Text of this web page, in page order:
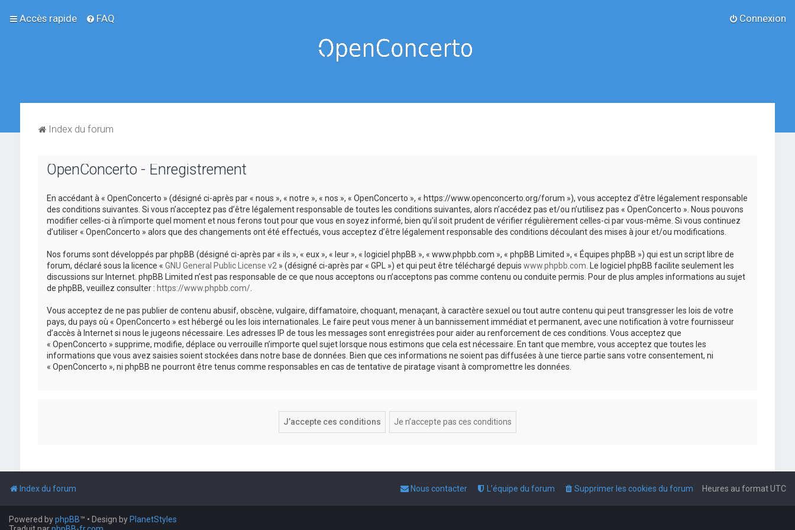
Accès rapide FAQ Connexion
Index du forum
OpenConcerto - Enregistrement
En accédant à « OpenConcerto » (désigné ci-après par « nous », « notre », « nos », « OpenConcerto », « https://www.openconcerto.org/forum »), vous acceptez d’être légalement responsable
des conditions suivantes. Si vous n’acceptez pas d’être légalement responsable de toutes les conditions suivantes, alors n’accédez pas et/ou n’utilisez pas « OpenConcerto ». Nous pouvons
modifier celles-ci à n’importe quel moment et nous ferons tout pour que vous en soyez informé, bien qu’il soit prudent de vérifier régulièrement celles-ci par vous-même. Si vous continuez
d’utiliser « OpenConcerto » alors que des changements ont été effectués, vous acceptez d’être légalement responsable des conditions découlant des mises à jour et/ou modifications.
Nos forums sont développés par phpBB (désigné ci-après par « ils », « eux », « leur », « logiciel phpBB », « www.phpbb.com », « phpBB Limited », « Équipes phpBB ») qui est un script libre de
forum, déclaré sous la licence « GNU General Public License v2 » (désigné ci-après par « GPL ») et qui peut être téléchargé depuis www.phpbb.com . Le logiciel phpBB facilite seulement les
discussions sur Internet. phpBB Limited n’est pas responsable de ce que nous acceptons ou n’acceptons pas comme contenu ou conduite permis. Pour de plus amples informations au sujet
de phpBB, veuillez consulter : https://www.phpbb.com/.
Vous acceptez de ne pas publier de contenu abusif, obscène, vulgaire, diffamatoire, choquant, menaçant, à caractère sexuel ou tout autre contenu qui peut transgresser les lois de votre
pays, du pays où « OpenConcerto » est hébergé ou les lois internationales. Le faire peut vous mener à un bannissement immédiat et permanent, avec une notification à votre fournisseur
d’accès à Internet si nous le jugeons nécessaire. Les adresses IP de tous les messages sont enregistrées pour aider au renforcement de ces conditions. Vous acceptez que
« OpenConcerto » supprime, modifie, déplace ou verrouille n’importe quel sujet lorsque nous estimons que cela est nécessaire. En tant que membre, vous acceptez que toutes les
informations que vous avez saisies soient stockées dans notre base de données. Bien que ces informations ne soient pas diffusées à une tierce partie sans votre consentement, ni
« OpenConcerto », ni phpBB ne pourront être tenus comme responsables en cas de tentative de piratage visant à compromettre les données.
Index du forum Heures au formatUTC
Supprimer les cookies du forum
L’équipe du forum
Nous contacter
Powered byphpBB™ • Design by PlanetStyles